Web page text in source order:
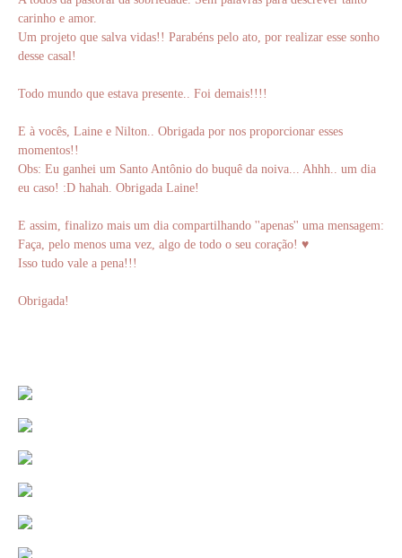
carinho e amor.
Um projeto que salva vidas!! Parabéns pelo ato, por realizar esse sonho
desse casal!
Todo mundo que estava presente.. Foi demais!!!!
E à vocês, Laine e Nilton.. Obrigada por nos proporcionar esses
momentos!!
Obs: Eu ganhei um Santo Antônio do buquê da noiva... Ahhh.. um dia
eu caso! :D hahah. Obrigada Laine!
E assim, finalizo mais um dia compartilhando ''apenas'' uma mensagem:
Faça, pelo menos uma vez, algo de todo o seu coração! ♥
Isso tudo vale a pena!!!
Obrigada!